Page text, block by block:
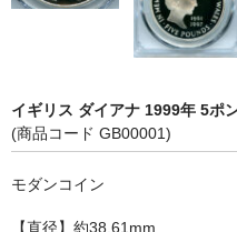
イギリス ダイアナ 1999年 5ポ
(商品コード GB00001)
モダンコイン
【直径】約38.61mm